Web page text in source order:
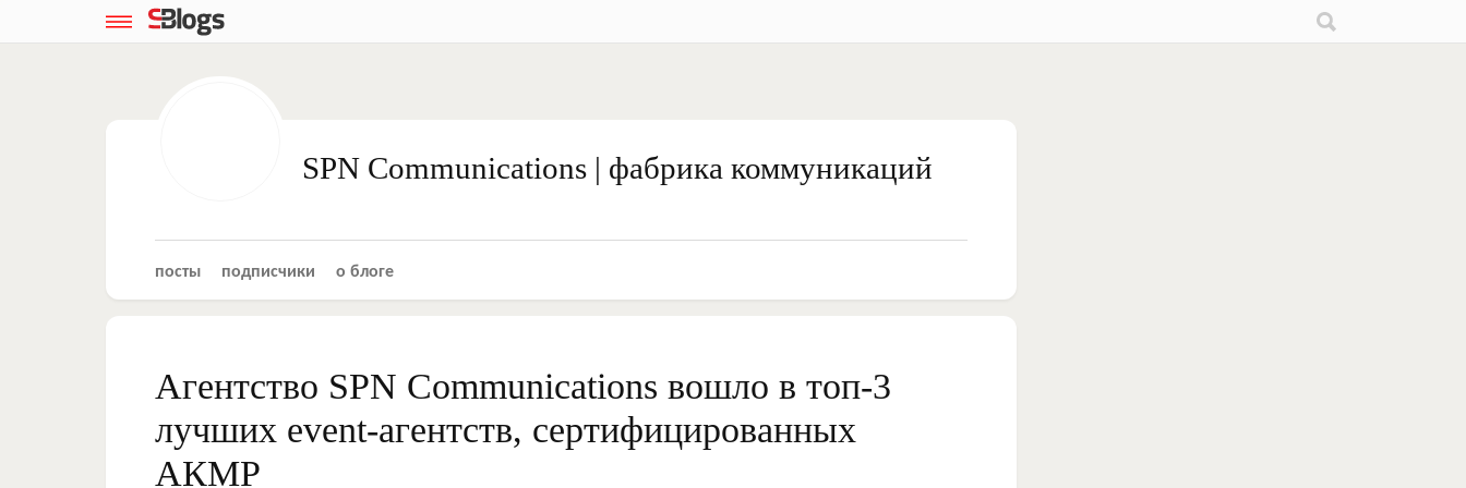
SPN Communications | фабрика коммуникаций
посты подписчики о блоге
Агентство SPN Communications вошло в топ-3
лучших event-агентств, сертифицированных
АКМР